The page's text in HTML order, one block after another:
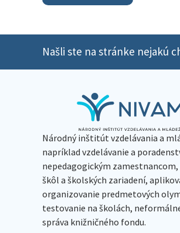
Našli ste na stránke nejakú
Národný inštitút vzdelávania a
napríklad vzdelávanie a
nepedagogickým
škôl a školských zariadení,
organizovanie predmetových
testovanie na školách,
správa knižničného fondu.